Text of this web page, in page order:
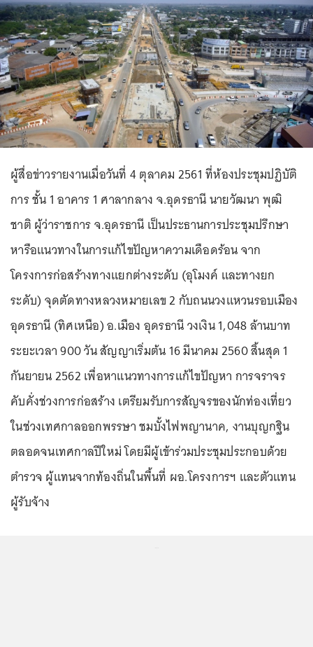
ผู้สื่อข่าวรายงานเมื่อวันที่ 4 ตุลาคม 2561 ที่ห้องประชุมปฏิบัติ
การ ชั้น 1 อาคาร 1 ศาลากลาง จ.อุดรธานี นายวัฒนา พุฒิ
ชาติ ผู้ว่าราชการ จ.อุดรธานี เป็นประธานการประชุมปรึกษา
หารือแนวทางในการแก้ไขปัญหาความเดือดร้อน จาก
โครงการก่อสร้างทางแยกต่างระดับ (อุโมงค์ และทางยก
ระดับ) จุดตัดทางหลวงหมายเลข 2 กับถนนวงแหวนรอบเมือง
อุดรธานี (ทิศเหนือ) อ.เมือง อุดรธานี วงเงิน 1,048 ล้านบาท
ระยะเวลา 900 วัน สัญญาเริ่มต้น 16 มีนาคม 2560 สิ้นสุด 1
กันยายน 2562 เพื่อหาแนวทางการแก้ไขปัญหา การจราจร
คับคั่งช่วงการก่อสร้าง เตรียมรับการสัญจรของนักท่องเที่ยว
ในช่วงเทศกาลออกพรรษา ชมบั้งไฟพญานาค, งานบุญกฐิน
ตลอดจนเทศกาลปีใหม่ โดยมีผู้เข้าร่วมประชุมประกอบด้วย
ตำรวจ ผู้แทนจากท้องถิ่นในพื้นที่ ผอ.โครงการฯ และตัวแทน
ผู้รับจ้าง